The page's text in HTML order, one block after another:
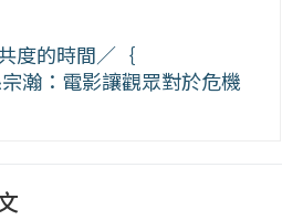
度的時間／｛
瀚：電影讓觀眾對於危機